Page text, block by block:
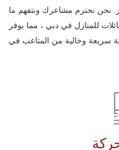
نحن نحترم مشاعرك ونتفهم ما
للمنازل في دبي ، مما يوفر